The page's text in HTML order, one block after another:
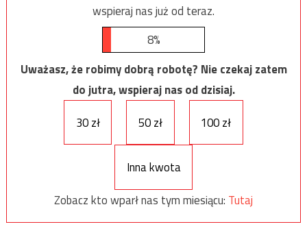
wspieraj nas już od teraz.
8%
Uważasz, że robimy dobrą robotę? Nie czekaj zatem
do jutra, wspieraj nas od dzisiaj.
30 zł
50 zł 100 zł
Inna kwota
Zobacz kto wparł nas tym miesiącu: Tutaj